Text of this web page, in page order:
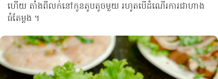
ហើយ តាំងពីលក់នៅកូនតូបតូចមួយ រហូតបើដំណើរការជាហាង
ធំតែម្ដង ។